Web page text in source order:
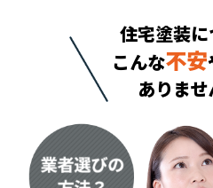
住宅塗装
こんな不安
ありませ